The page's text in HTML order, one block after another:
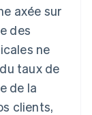
axée sur
des
ne
taux de
de la
clients,